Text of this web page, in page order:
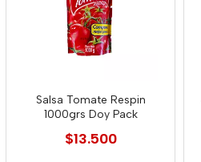
Salsa Tomate Respin
1000grs Doy Pack
$13.500